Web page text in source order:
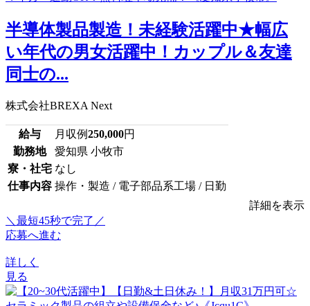
半導体製品製造！未経験活躍中★幅広
い年代の男女活躍中！カップル＆友達
同士の...
株式会社BREXA Next
給与 月収例250,000円
勤務地
愛知県 小牧市
寮・社宅 なし
仕事内容 操作・製造 / 電子部品系工場 / 日勤
詳細を表示
＼最短45秒で完了／
応募へ進む
詳しく
見る